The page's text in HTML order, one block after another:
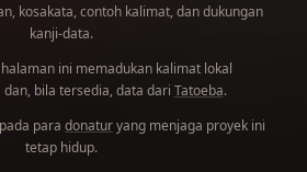
kosakata, contoh kalimat, dan dukungan
kanji-data.
ini memadukan kalimat lokal
dan, bila tersedia, data dari Tatoeba.
para donaturyang menjaga proyek ini
tetap hidup.